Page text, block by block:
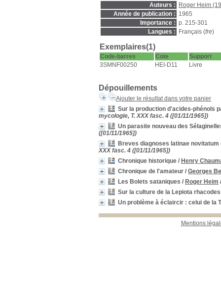
Auteurs :
Roger Heim
Année de publication : 1965
Importance : p. 215-301
Langues :
Français (fre)
Exemplaires(1)
Code-barres Cote
Support
3SMNF00250
HEI-D11 Livre
Dépouillements
Ajouter le résultat dans votre panier
Sur la production d'acides-phénols
mycologie, T. XXX fasc. 4 ([01/11/1965])
Un parasite nouveau des
([01/11/1965])
Breves diagnoses latinae
XXX fasc. 4 ([01/11/1965])
Chronique historique / Henry
Chronique de l'amateur / Georges
Les Bolets sataniques / Roger Heim
Sur la culture de la Lepiota rhacodes
Un problème à éclaircir : celui de la
Mentions